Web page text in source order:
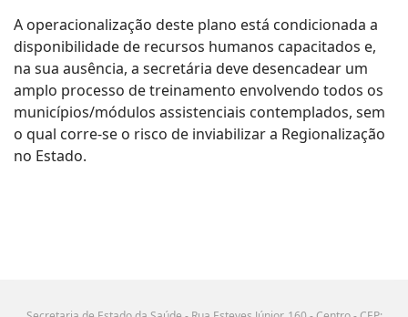
A operacionalização deste plano está condicionada a
disponibilidade de recursos humanos capacitados e,
na sua ausência, a secretária deve desencadear um
amplo processo de treinamento envolvendo todos os
municípios/módulos assistenciais contemplados, sem
o qual corre-se o risco de inviabilizar a Regionalização
no Estado.